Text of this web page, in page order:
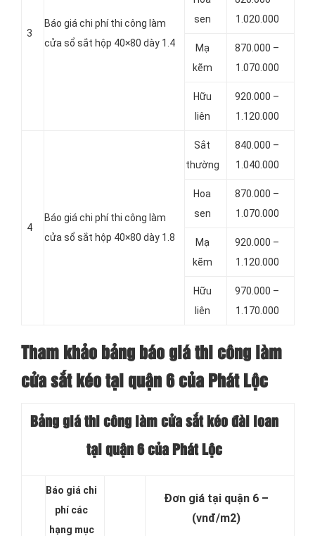
3
Báo giá chi phí thi công làm
cửa sổ sắt hộp 40×80 dày 1.4
sen
1.020.000
Mạ
kẽm
870.000 –
1.070.000
Hữu
liên
920.000 –
1.120.000
4
Báo giá chi phí thi công làm
cửa sổ sắt hộp 40×80 dày 1.8
Sắt
thường
840.000 –
1.040.000
Hoa
sen
870.000 –
1.070.000
Mạ
kẽm
920.000 –
1.120.000
Hữu
liên
970.000 –
1.170.000
Tham khảo bảng báo giá thi công làm
cửa sắt kéo tại quận 6 của Phát Lộc
Bảng giá thi công làm cửa sắt kéo đài loan
tại quận 6 của Phát Lộc
Báo giá chi
phí các
hạng mục
Đơn giá tại quận 6 –
(vnđ/m2)